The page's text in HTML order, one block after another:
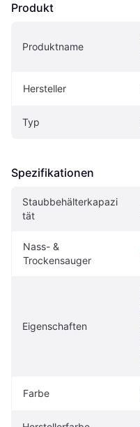
Produkt
Produktname
Hersteller
Typ
Spezifikationen
Staubbehälterkapazi
tät
Nass- &
Trockensauger
Eigenschaften
Farbe